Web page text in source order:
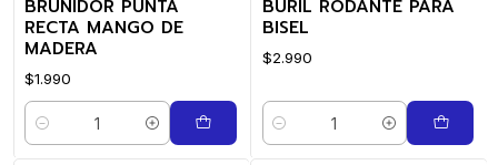
BRUÑIDOR PUNTA
RECTA MANGO DE
MADERA
$1.990
Quantidade
BURIL RODANTE PARA
BISEL
$2.990
Quantidade